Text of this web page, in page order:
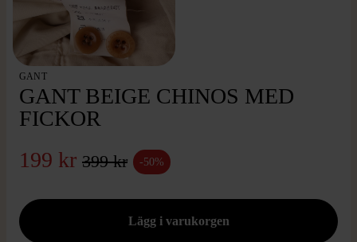
GANT
GANT BEIGE CHINOS MED
FICKOR
199 kr 399 kr -50%